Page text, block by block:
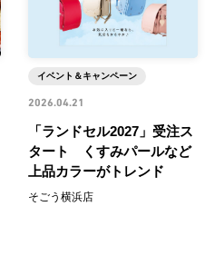
「ランドセル2027」受注ス
タート くすみパールなど
上品カラーがトレンド
そごう横浜店
イベント＆キャンペーン
2026.04.21